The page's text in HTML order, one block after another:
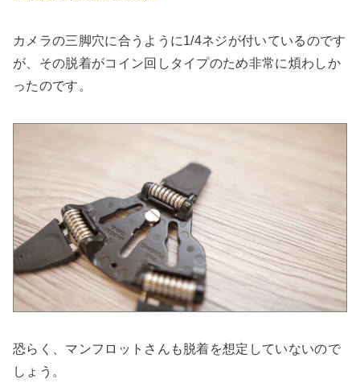
カメラの三脚穴に合うように1/4ネジが付いているのです
が、その脱着がコイン回しタイプのため非常に煩わしか
ったのです。
恐らく、マンフロットさんも脱着を想定していないので
しょう。